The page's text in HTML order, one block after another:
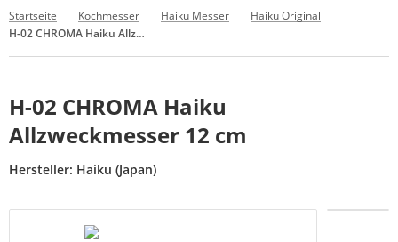
Startseite Kochmesser Haiku Messer
Haiku Original
H-02 CHROMA Haiku Allzweckmesser 12 cm
H-02 CHROMA Haiku
Allzweckmesser 12 cm
Hersteller: Haiku (Japan)